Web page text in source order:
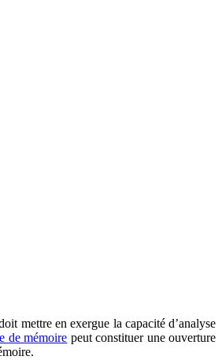
mettre en exergue la capacité d’analyse
de mémoire peut constituer une ouverture